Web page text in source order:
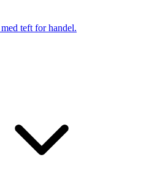
teft for handel.